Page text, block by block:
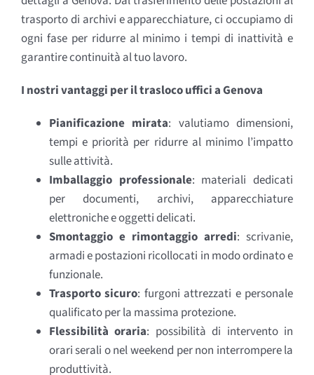
trasporto di archivi e apparecchiature, ci occupiamo di
ogni fase per ridurre al minimo i tempi di inattività e
garantire continuità al tuo lavoro.
I nostri vantaggi per il trasloco uffici a Genova
Pianificazione mirata: valutiamo dimensioni,
tempi e priorità per ridurre al minimo l’impatto
sulle attività.
Imballaggio professionale: materiali dedicati
per documenti, archivi, apparecchiature
elettroniche e oggetti delicati.
Smontaggio e rimontaggio arredi: scrivanie,
armadi e postazioni ricollocati in modo ordinato e
funzionale.
Trasporto sicuro: furgoni attrezzati e personale
qualificato per la massima protezione.
Flessibilità oraria: possibilità di intervento in
orari serali o nel weekend per non interrompere la
produttività.